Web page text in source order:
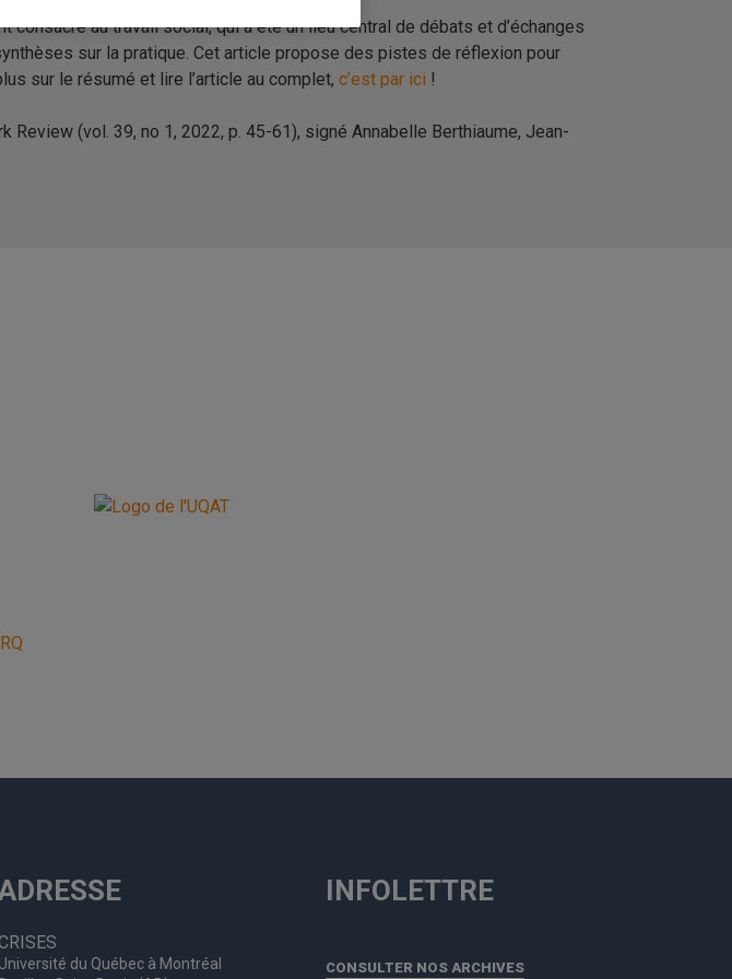
au travail social, qui a été un lieu central de débats et d’échanges
sur la pratique. Cet article propose des pistes de réflexion pour
sur le résumé et lire l’article au complet, c’est par ici !
(vol. 39, no 1, 2022, p. 45-61), signé Annabelle Berthiaume, Jean-
Université du Québec à Montréal
INFOLETTRE
CONSULTER NOS ARCHIVES